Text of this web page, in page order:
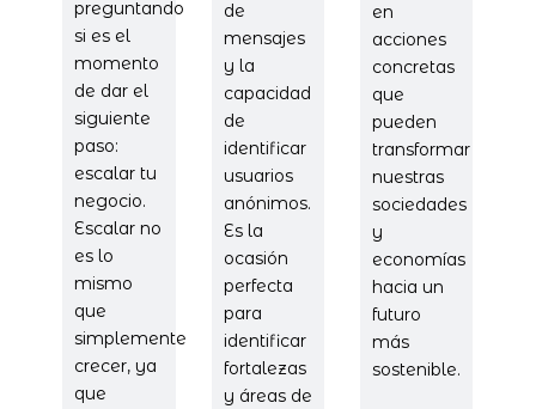
preguntando
si es el
momento
de dar el
siguiente
paso:
escalar tu
negocio.
Escalar no
es lo
mismo
que
simplemente
crecer, ya
que
de
mensajes
y la
capacidad
de
identificar
usuarios
anónimos.
Es la
ocasión
perfecta
para
identificar
fortalezas
y áreas de
en
acciones
concretas
que
pueden
transformar
nuestras
sociedades
y
economías
hacia un
futuro
más
sostenible.